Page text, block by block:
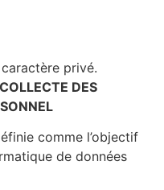
privé.
DES
comme l’objectif
de données